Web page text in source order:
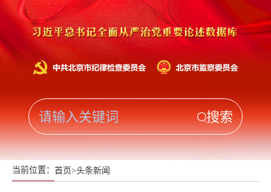
当前位置： 首页>头条新闻